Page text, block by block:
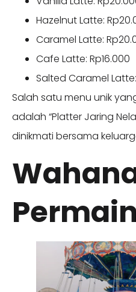
Hazelnut Latte:
Caramel Latte:
Cafe Latte: Rp16.000
Salted Caramel
Salah satu menu unik
adalah “Platter Jaring
dinikmati bersama